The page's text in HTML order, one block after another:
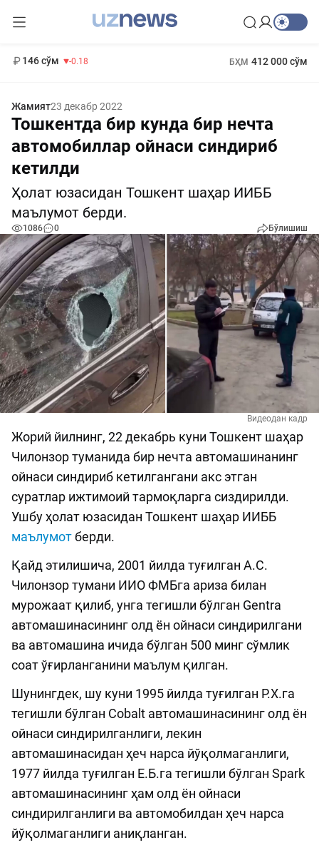
146 сўм -0.18 БҲМ 412 000 сўм
Жамият23 декабр 2022
Тошкентда бир кунда бир нечта
автомобиллар ойнаси синдириб
кетилди
Ҳолат юзасидан Тошкент шаҳар ИИББ
маълумот берди.
1086 0 Бўлишиш
Видеодан кадр
Жорий йилнинг, 22 декабрь куни Тошкент шаҳар
Чилонзор туманида бир нечта автомашинанинг
ойнаси синдириб кетилгангани акс этган
суратлар ижтимоий тармоқларга сиздирилди.
Ушбу ҳолат юзасидан Тошкент шаҳар ИИББ
маълумотберди.
Қайд этилишича, 2001 йилда туғилган А.С.
Чилонзор тумани ИИО ФМБга ариза билан
мурожаат қилиб, унга тегишли бўлган Gentra
автомашинасининг олд ён ойнаси синдирилгани
ва автомашина ичида бўлган 500 минг сўмлик
соат ўғирланганини маълум қилган.
Шунингдек, шу куни 1995 йилда туғилган Р.Х.га
тегишли бўлган Cobalt автомашинасининг олд ён
ойнаси синдирилганлиги, лекин
автомашинасидан ҳеч нарса йўқолмаганлиги,
1977 йилда туғилган Е.Б.га тегишли бўлган Spark
автомашинасининг ҳам олд ён ойнаси
синдирилганлиги ва автомобилдан ҳеч нарса
йўқолмаганлиги аниқланган.